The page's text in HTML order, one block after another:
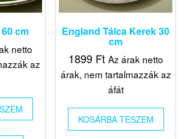
cm
netto
az
England Tálca Kerek 30
cm
1899 Ft Az árak netto
árak, nem tartalmazzák az
áfát
KOSÁRBA TESZEM